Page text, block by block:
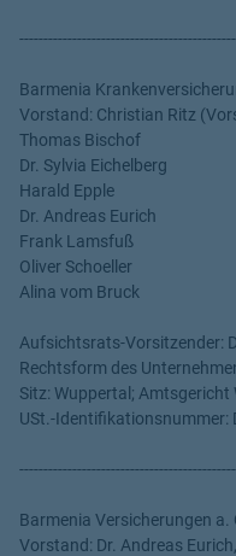
Barmenia
Vorstand: Christian Ritz
Thomas Bischof
Dr. Sylvia Eichelberg
Harald Epple
Dr. Andreas Eurich
Frank Lamsfuß
Oliver Schoeller
Alina vom Bruck
Aufsichtsrats-Vorsitzender:
Rechtsform des
Sitz: Wuppertal; Amtsgericht
USt.-Identifikationsnummer:
Barmenia Versicherungen a.
Vorstand: Dr. Andreas